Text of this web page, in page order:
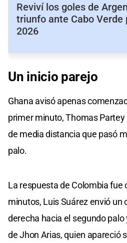
Reviví los goles de
triunfo ante Cabo Verde
2026
Un inicio parejo
Ghana avisó apenas
primer minuto, Thomas
de media distancia que pasó
palo.
La respuesta de Colombia fue
minutos, Luis Suárez envió un
derecha hacia el segundo
de Jhon Arias, quien apareció